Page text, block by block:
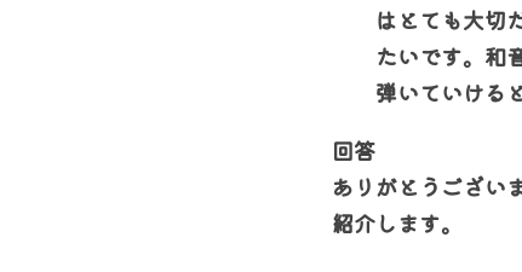
はとても大切
たいです。 和
弾いていける
回答
ありがとうござい
紹介します。